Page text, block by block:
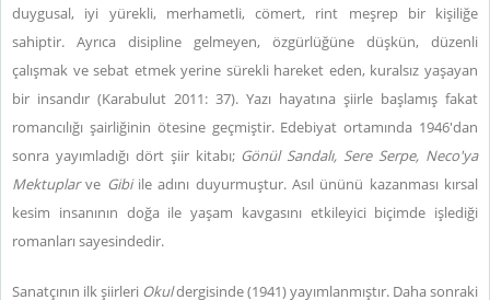
duygusal, iyi yürekli, merhametli, cömert, rint meşrep bir kişiliğe
sahiptir. Ayrıca disipline gelmeyen, özgürlüğüne düşkün, düzenli
çalışmak ve sebat etmek yerine sürekli hareket eden, kuralsız yaşayan
bir insandır (Karabulut 2011: 37). Yazı hayatına şiirle başlamış fakat
romancılığı şairliğinin ötesine geçmiştir. Edebiyat ortamında 1946'dan
sonra yayımladığı dört şiir kitabı; Gönül Sandalı, Sere Serpe, Neco'ya
Mektuplarve Gibiile adını duyurmuştur. Asıl ününü kazanması kırsal
kesim insanının doğa ile yaşam kavgasını etkileyici biçimde işlediği
romanları sayesindedir.
Sanatçının ilk şiirleri Okuldergisinde (1941) yayımlanmıştır. Daha sonraki